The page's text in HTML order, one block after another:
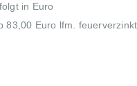
in Euro
83,00 Euro lfm. feuerverzinkt